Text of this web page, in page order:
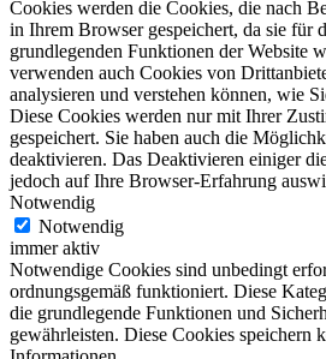
Cookies werden die Cookies, die nach
in Ihrem Browser gespeichert, da sie für
grundlegenden Funktionen der Website
verwenden auch Cookies von
analysieren und verstehen können, wie
Diese Cookies werden nur mit Ihrer
gespeichert. Sie haben auch die
deaktivieren. Das Deaktivieren einiger
jedoch auf Ihre Browser-Erfahrung
Notwendig
Notwendig
immer aktiv
Notwendige Cookies sind unbedingt
ordnungsgemäß funktioniert. Diese
die grundlegende Funktionen und
gewährleisten. Diese Cookies speichern